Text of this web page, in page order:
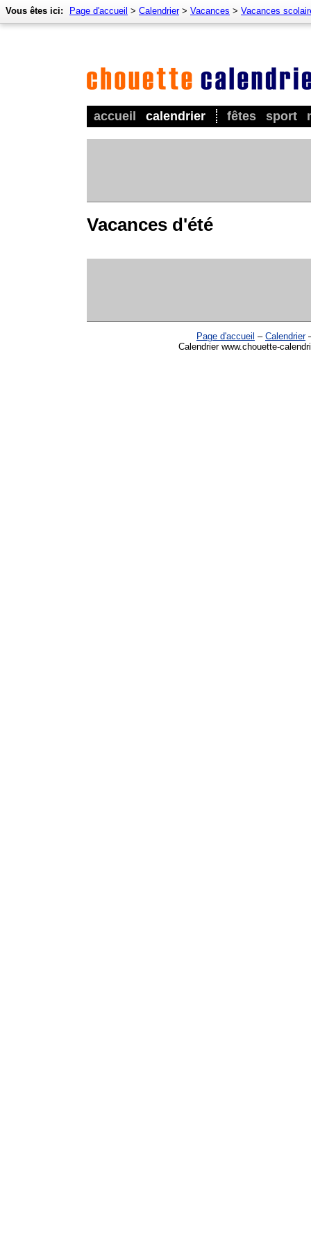
accueil calendrier fêtes sport
Vous êtes ici: Page d'accueil > Calendrier> Vacances > Vacances
Vacances d'été
Page d'accueil – Calendrier
Calendrier www.chouette-